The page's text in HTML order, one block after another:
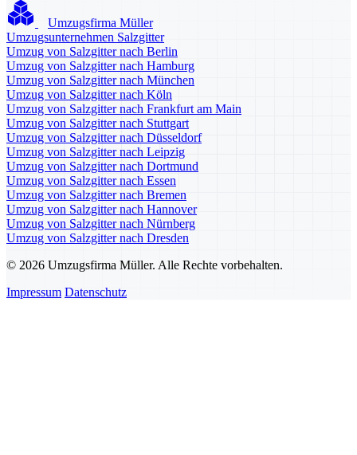
Umzugsfirma Müller
Umzugsunternehmen Salzgitter
Umzug von Salzgitter nach Berlin
Umzug von Salzgitter nach Hamburg
Umzug von Salzgitter nach München
Umzug von Salzgitter nach Köln
Umzug von Salzgitter nach Frankfurt am Main
Umzug von Salzgitter nach Stuttgart
Umzug von Salzgitter nach Düsseldorf
Umzug von Salzgitter nach Leipzig
Umzug von Salzgitter nach Dortmund
Umzug von Salzgitter nach Essen
Umzug von Salzgitter nach Bremen
Umzug von Salzgitter nach Hannover
Umzug von Salzgitter nach Nürnberg
Umzug von Salzgitter nach Dresden
© 2026 Umzugsfirma Müller. Alle Rechte vorbehalten.
Impressum Datenschutz